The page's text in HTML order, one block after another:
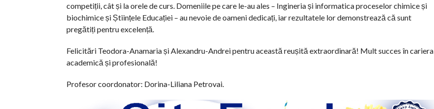
competiții, cât și la orele de curs. Domeniile pe care le-au ales – Ingineria și informatica proceselor chimice și
biochimice și Științele Educației – au nevoie de oameni dedicați, iar rezultatele lor demonstrează că sunt
pregătiți pentru excelență.
Felicitări Teodora-Anamaria și Alexandru-Andrei pentru această reușită extraordinară! Mult succes în cariera
academică și profesională!
Profesor coordonator: Dorina-Liliana Petrovai.